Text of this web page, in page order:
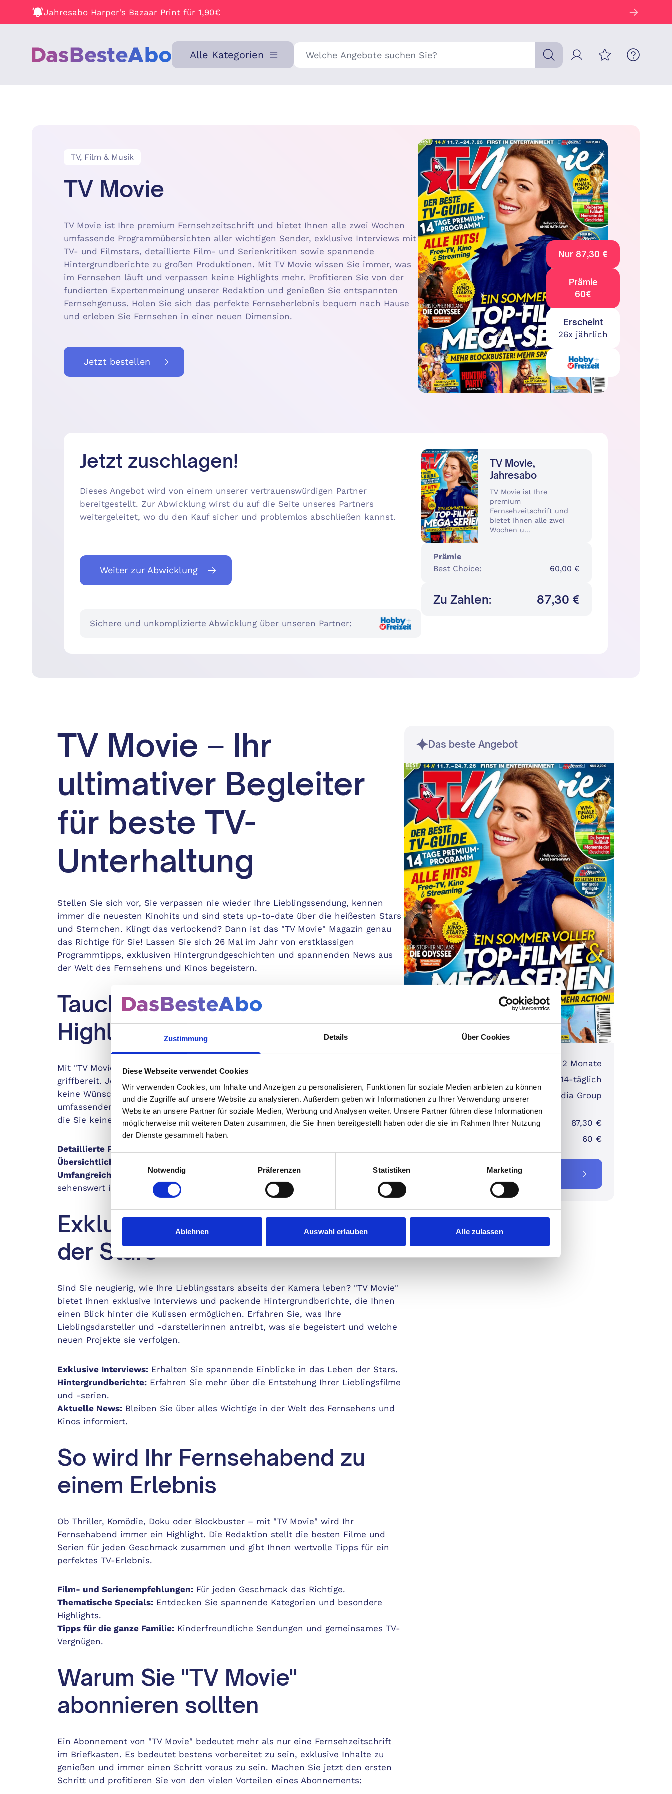
Zustimmung Details Über Cookies
Diese Webseite verwendet Cookies
Wir verwenden Cookies, um Inhalte und Anzeigen zu personalisieren, Funktionen für soziale Medien anbieten zu können
und die Zugriffe auf unsere Website zu analysieren. Außerdem geben wir Informationen zu Ihrer Verwendung unserer
Website an unsere Partner für soziale Medien, Werbung und Analysen weiter. Unsere Partner führen diese Informationen
möglicherweise mit weiteren Daten zusammen, die Sie ihnen bereitgestellt haben oder die sie im Rahmen Ihrer Nutzung
der Dienste gesammelt haben.
Einwilligungsauswahl
Notwendig
Präferenzen Statistiken Marketing
Ablehnen Auswahl erlauben Alle zulassen
Jahresabo Harper's Bazaar Print für 1,90€
Alle Kategorien
Suche
TV, Film & Musik
TV Movie
TV Movie ist Ihre premium Fernsehzeitschrift und bietet Ihnen alle zwei Wochen
umfassende Programmübersichten aller wichtigen Sender, exklusive Interviews mit
TV- und Filmstars, detaillierte Film- und Serienkritiken sowie spannende
Hintergrundberichte zu großen Produktionen. Mit TV Movie wissen Sie immer, was
im Fernsehen läuft und verpassen keine Highlights mehr. Profitieren Sie von der
fundierten Expertenmeinung unserer Redaktion und genießen Sie entspannten
Fernsehgenuss. Holen Sie sich das perfekte Fernseherlebnis bequem nach Hause
und erleben Sie Fernsehen in einer neuen Dimension.
Jetzt bestellen
Nur 87,30 €
Prämie
60€
Erscheint
26x jährlich
Jetzt zuschlagen!
Dieses Angebot wird von einem unserer vertrauenswürdigen Partner
bereitgestellt. Zur Abwicklung wirst du auf die Seite unseres Partners
weitergeleitet, wo du den Kauf sicher und problemlos abschließen kannst.
Weiter zur Abwicklung
Sichere und unkomplizierte Abwicklung über unseren Partner:
TV Movie,
Jahresabo
TV Movie ist Ihre
premium
Fernsehzeitschrift und
bietet Ihnen alle zwei
Wochen u...
Prämie
Best Choice: 60,00 €
Zu Zahlen: 87,30 €
TV Movie – Ihr
ultimativer Begleiter
für beste TV-
Unterhaltung
Stellen Sie sich vor, Sie verpassen nie wieder Ihre Lieblingssendung, kennen
immer die neuesten Kinohits und sind stets up-to-date über die heißesten Stars
und Sternchen. Klingt das verlockend? Dann ist das "TV Movie" Magazin genau
das Richtige für Sie! Lassen Sie sich 26 Mal im Jahr von erstklassigen
Programmtipps, exklusiven Hintergrundgeschichten und spannenden News aus
der Welt des Fernsehens und Kinos begeistern.
Tauch ein in eine Welt voller TV-
Highlights
Mit "TV Movie" haben Sie den besten Ratgeber für Ihr Fernsehprogramm stets
griffbereit. Jede Ausgabe bietet Ihnen detaillierte TV- und Kino-Programme, die
keine Wünsche offenlassen. Dank übersichtlicher Programmtabellen und
umfassender Kritiken finden Sie spielend leicht die Top-Sendungen und Filme,
die Sie keinesfalls verpassen sollten.
Detaillierte Programmtipps:
Übersichtliche TV-Programm-Tafeln:
Umfangreiche Kritiken und Rezensionen:
Entdecken Sie, was wirklich
sehenswert ist.
Exklusive Einblicke in die Welt
der Stars
Sind Sie neugierig, wie Ihre Lieblingsstars abseits der Kamera leben? "TV Movie"
bietet Ihnen exklusive Interviews und packende Hintergrundberichte, die Ihnen
einen Blick hinter die Kulissen ermöglichen. Erfahren Sie, was Ihre
Lieblingsdarsteller und -darstellerinnen antreibt, was sie begeistert und welche
neuen Projekte sie verfolgen.
Exklusive Interviews:Erhalten Sie spannende Einblicke in das Leben der Stars.
Hintergrundberichte:Erfahren Sie mehr über die Entstehung Ihrer Lieblingsfilme
und -serien.
Aktuelle News:Bleiben Sie über alles Wichtige in der Welt des Fernsehens und
Kinos informiert.
So wird Ihr Fernsehabend zu
einem Erlebnis
Ob Thriller, Komödie, Doku oder Blockbuster – mit "TV Movie" wird Ihr
Fernsehabend immer ein Highlight. Die Redaktion stellt die besten Filme und
Serien für jeden Geschmack zusammen und gibt Ihnen wertvolle Tipps für ein
perfektes TV-Erlebnis.
Film- und Serienempfehlungen:Für jeden Geschmack das Richtige.
Thematische Specials:Entdecken Sie spannende Kategorien und besondere
Highlights.
Tipps für die ganze Familie:Kinderfreundliche Sendungen und gemeinsames TV-
Vergnügen.
Warum Sie "TV Movie"
abonnieren sollten
Ein Abonnement von "TV Movie" bedeutet mehr als nur eine Fernsehzeitschrift
im Briefkasten. Es bedeutet bestens vorbereitet zu sein, exklusive Inhalte zu
genießen und immer einen Schritt voraus zu sein. Machen Sie jetzt den ersten
Schritt und profitieren Sie von den vielen Vorteilen eines Abonnements:
Das beste Angebot
12 Monate
14-täglich
Herausgeber:
Bauer Media Group
Günstigster Preis:
87,30 €
60 €
Jetzt zuschlagen